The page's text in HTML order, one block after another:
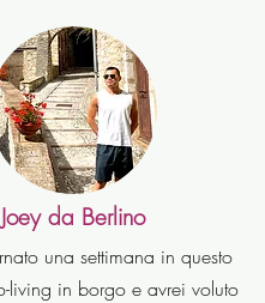
Joey da Berlino
una settimana in questo
living in borgo e avrei voluto